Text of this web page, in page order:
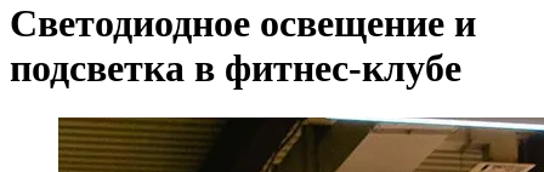
Светодиодное освещение и
подсветка в фитнес-клубе